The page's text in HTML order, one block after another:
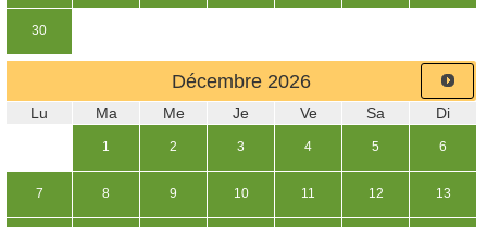
30
Décembre 2026
Lu Ma Me Je Ve Sa Di
1 2 3 4 5 6
7 8 9 10 11 12 13